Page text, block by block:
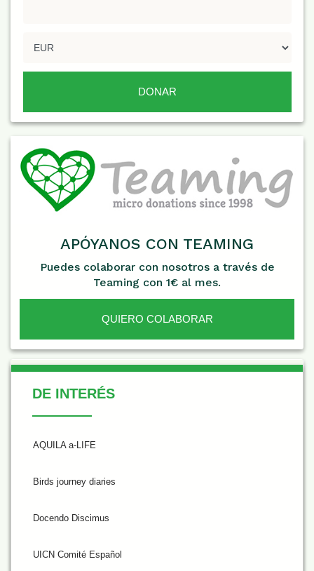
APÓYANOS CON TEAMING
Puedes colaborar con nosotros a través de
Teaming con 1€ al mes.
QUIERO COLABORAR
De Interés
DE INTERÉS
AQUILA a-LIFE
Birds journey diaries
Docendo Discimus
UICN Comité Español